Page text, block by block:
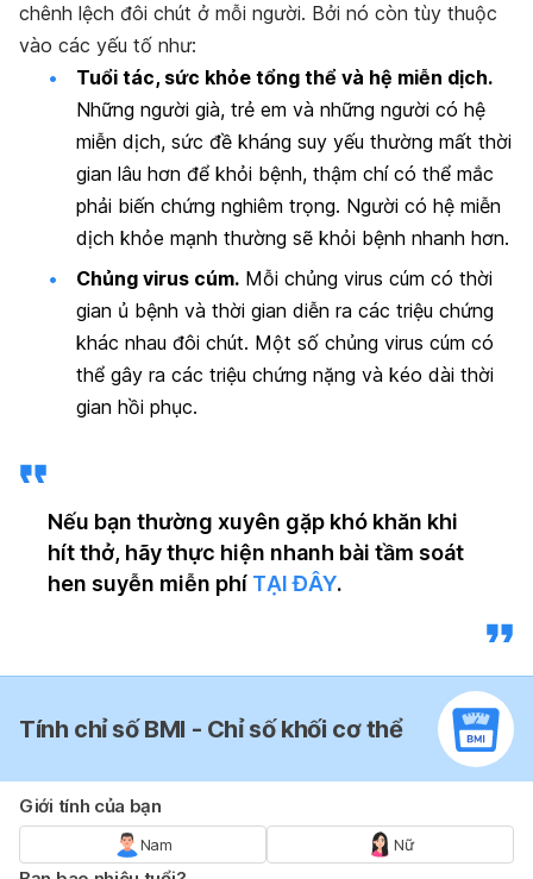
chênh lệch đôi chút ở mỗi người. Bởi nó còn tùy thuộc
vào các yếu tố như:
Tuổi tác, sức khỏe tổng thể và hệ miễn dịch.
Những người già, trẻ em và những người có hệ
miễn dịch, sức đề kháng suy yếu thường mất thời
gian lâu hơn để khỏi bệnh, thậm chí có thể mắc
phải biến chứng nghiêm trọng. Người có hệ miễn
dịch khỏe mạnh thường sẽ khỏi bệnh nhanh hơn.
Chủng virus cúm. Mỗi chủng virus cúm có thời
gian ủ bệnh và thời gian diễn ra các triệu chứng
khác nhau đôi chút. Một số chủng virus cúm có
thể gây ra các triệu chứng nặng và kéo dài thời
gian hồi phục.
Nếu bạn thường xuyên gặp khó khăn khi
hít thở, hãy thực hiện nhanh bài tầm soát
hen suyễn miễn phí TẠI ĐÂY.
Tính chỉ số BMI - Chỉ số khối cơ thể
Giới tính của bạn
Nam Nữ